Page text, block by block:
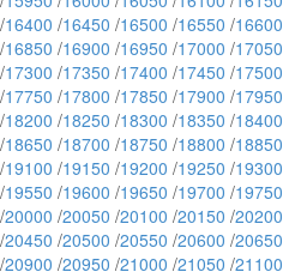
/16400 /16450 /16500 /16550 /16600
/16850 /16900 /16950 /17000 /17050
/17300 /17350 /17400 /17450 /17500
/17750 /17800 /17850 /17900 /17950
/18200 /18250 /18300 /18350 /18400
/18650 /18700 /18750 /18800 /18850
/19100 /19150 /19200 /19250 /19300
/19550 /19600 /19650 /19700 /19750
/20000 /20050 /20100 /20150 /20200
/20450 /20500 /20550 /20600 /20650
/20900 /20950 /21000 /21050 /21100